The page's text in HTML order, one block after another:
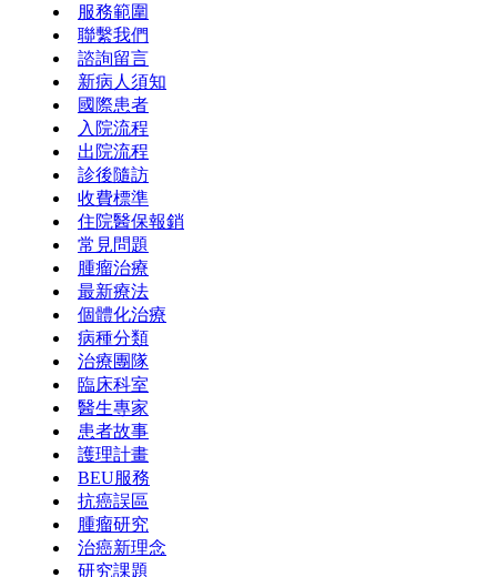
服務範圍
聯繫我們
諮詢留言
新病人須知
國際患者
入院流程
出院流程
診後隨訪
收費標準
住院醫保報銷
常見問題
腫瘤治療
最新療法
個體化治療
病種分類
治療團隊
臨床科室
醫生專家
患者故事
護理計畫
BEU服務
抗癌誤區
腫瘤研究
治癌新理念
研究課題